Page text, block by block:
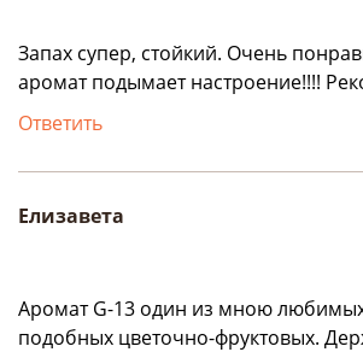
Запах супер, стойкий. Очень
аромат подымает настроение!!!!
Ответить
Елизавета
Аромат G-13 один из мною
подобных цветочно-фруктовых.